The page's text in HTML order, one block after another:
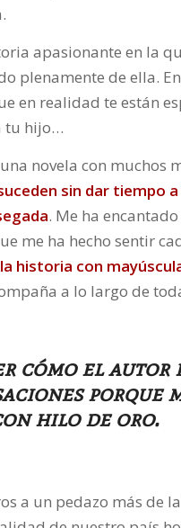
apasionante en la
plenamente de ella.
en realidad te están
tu hijo…
novela con muchos
sin dar tiempo
. Me ha
me ha hecho sentir
historia con
a lo largo de
cómo el autor
porque
hilo de oro.
a un pedazo más de